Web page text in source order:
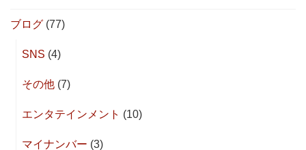
ブログ (77)
SNS (4)
その他 (7)
エンタテインメント (10)
マイナンバー (3)